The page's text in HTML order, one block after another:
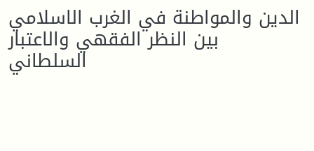
الدين والمواطنة في الغرب الاسلامي
بين النظر الفقهي والاعتبار
السلطاني